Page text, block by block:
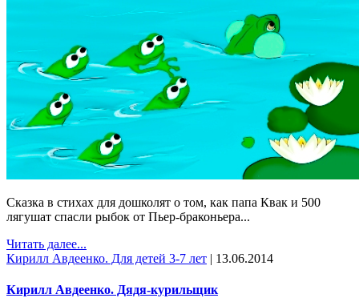
Сказка в стихах для дошколят о том, как папа Квак и 500
лягушат спасли рыбок от Пьер-браконьера...
Читать далее...
Кирилл Авдеенко. Для детей 3-7 лет | 13.06.2014
Кирилл Авдеенко. Дядя-курильщик